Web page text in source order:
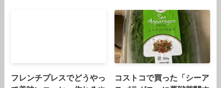
フレンチプレスでどうやっ
コストコで買った「シーア